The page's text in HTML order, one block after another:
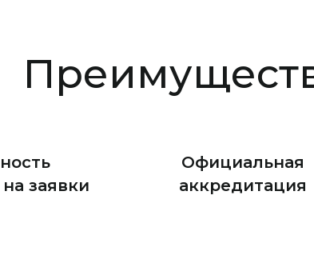
заявки
Официальная
аккредитация